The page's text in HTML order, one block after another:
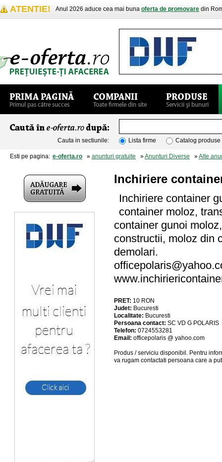
ATENTIE! Anul 2026 aduce cea mai buna oferta de promovare din
Cauta in sectiunile: Lista firme Catalog produse
Esti pe pagina: e-oferta.ro » anunturi gratuite »Anunturi Diverse »Alte
Inchiriere
Inchiriere container
container moloz,
container gunoi
constructii, moloz din
demolari.
PRET: 10 RON
Judet: Bucuresti
Localitate: Bucuresti
Persoana contact: SC VD G POLARIS
Telefon: 0724553281
Email: officepolaris @ yahoo.com
Produs / serviciu disponibil . Pentru
va rugam contactati persoana care a